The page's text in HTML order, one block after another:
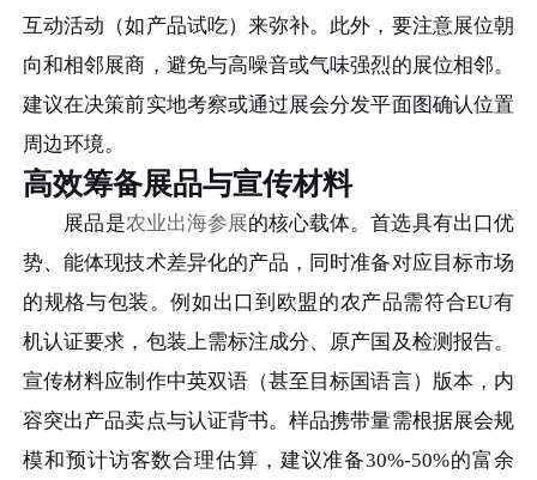
互动活动（如产品试吃）来弥补。此外，要注意展位朝
向和相邻展商，避免与高噪音或气味强烈的展位相邻。
建议在决策前实地考察或通过展会分发平面图确认位置
周边环境。
高效筹备展品与宣传材料
展品是农业出海参展的核心载体。首选具有出口优
势、能体现技术差异化的产品，同时准备对应目标市场
的规格与包装。例如出口到欧盟的农产品需符合EU有
机认证要求，包装上需标注成分、原产国及检测报告。
宣传材料应制作中英双语（甚至目标国语言）版本，内
容突出产品卖点与认证背书。样品携带量需根据展会规
模和预计访客数合理估算，建议准备30%-50%的富余